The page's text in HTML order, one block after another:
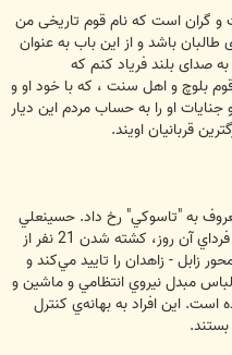
و گران است که نام قوم تاریخی من
طالبان باشد و از این باب به عنوان
صدای بلند فریاد کنم که
بلوچ و اهل سنت ، که با خود او و
او را به حساب مردم این دیار
قربانیان اویند.
84، ماجراي معروف به "تاسوکي" رخ داد. حسينعلي
شهرياري نماينده مردم زاهدان در مجلس، فرداي آن روز، كشته شدن 21 نفر از
5 نفر ديگر در محور زابل - زاهدان را تاييد مي‌كند و
مبدل نيروي انتظامي و ماشين و
است. اين افراد به بهانه‌ي كنترل